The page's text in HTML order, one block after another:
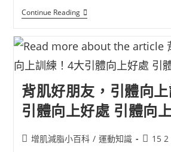
Continue Reading
背肌好朋友，引體向
引體向上好處 引體向
增肌減脂小百科 / 運動知識 15 2